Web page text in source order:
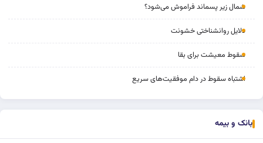
شمال زیر پسماند فراموش می‌شود؟
دلایل روانشناختی خشونت
سقوط معیشت برای بقا
اشتباه سقوط در دام موفقیت‌های سریع
بانک و بیمه